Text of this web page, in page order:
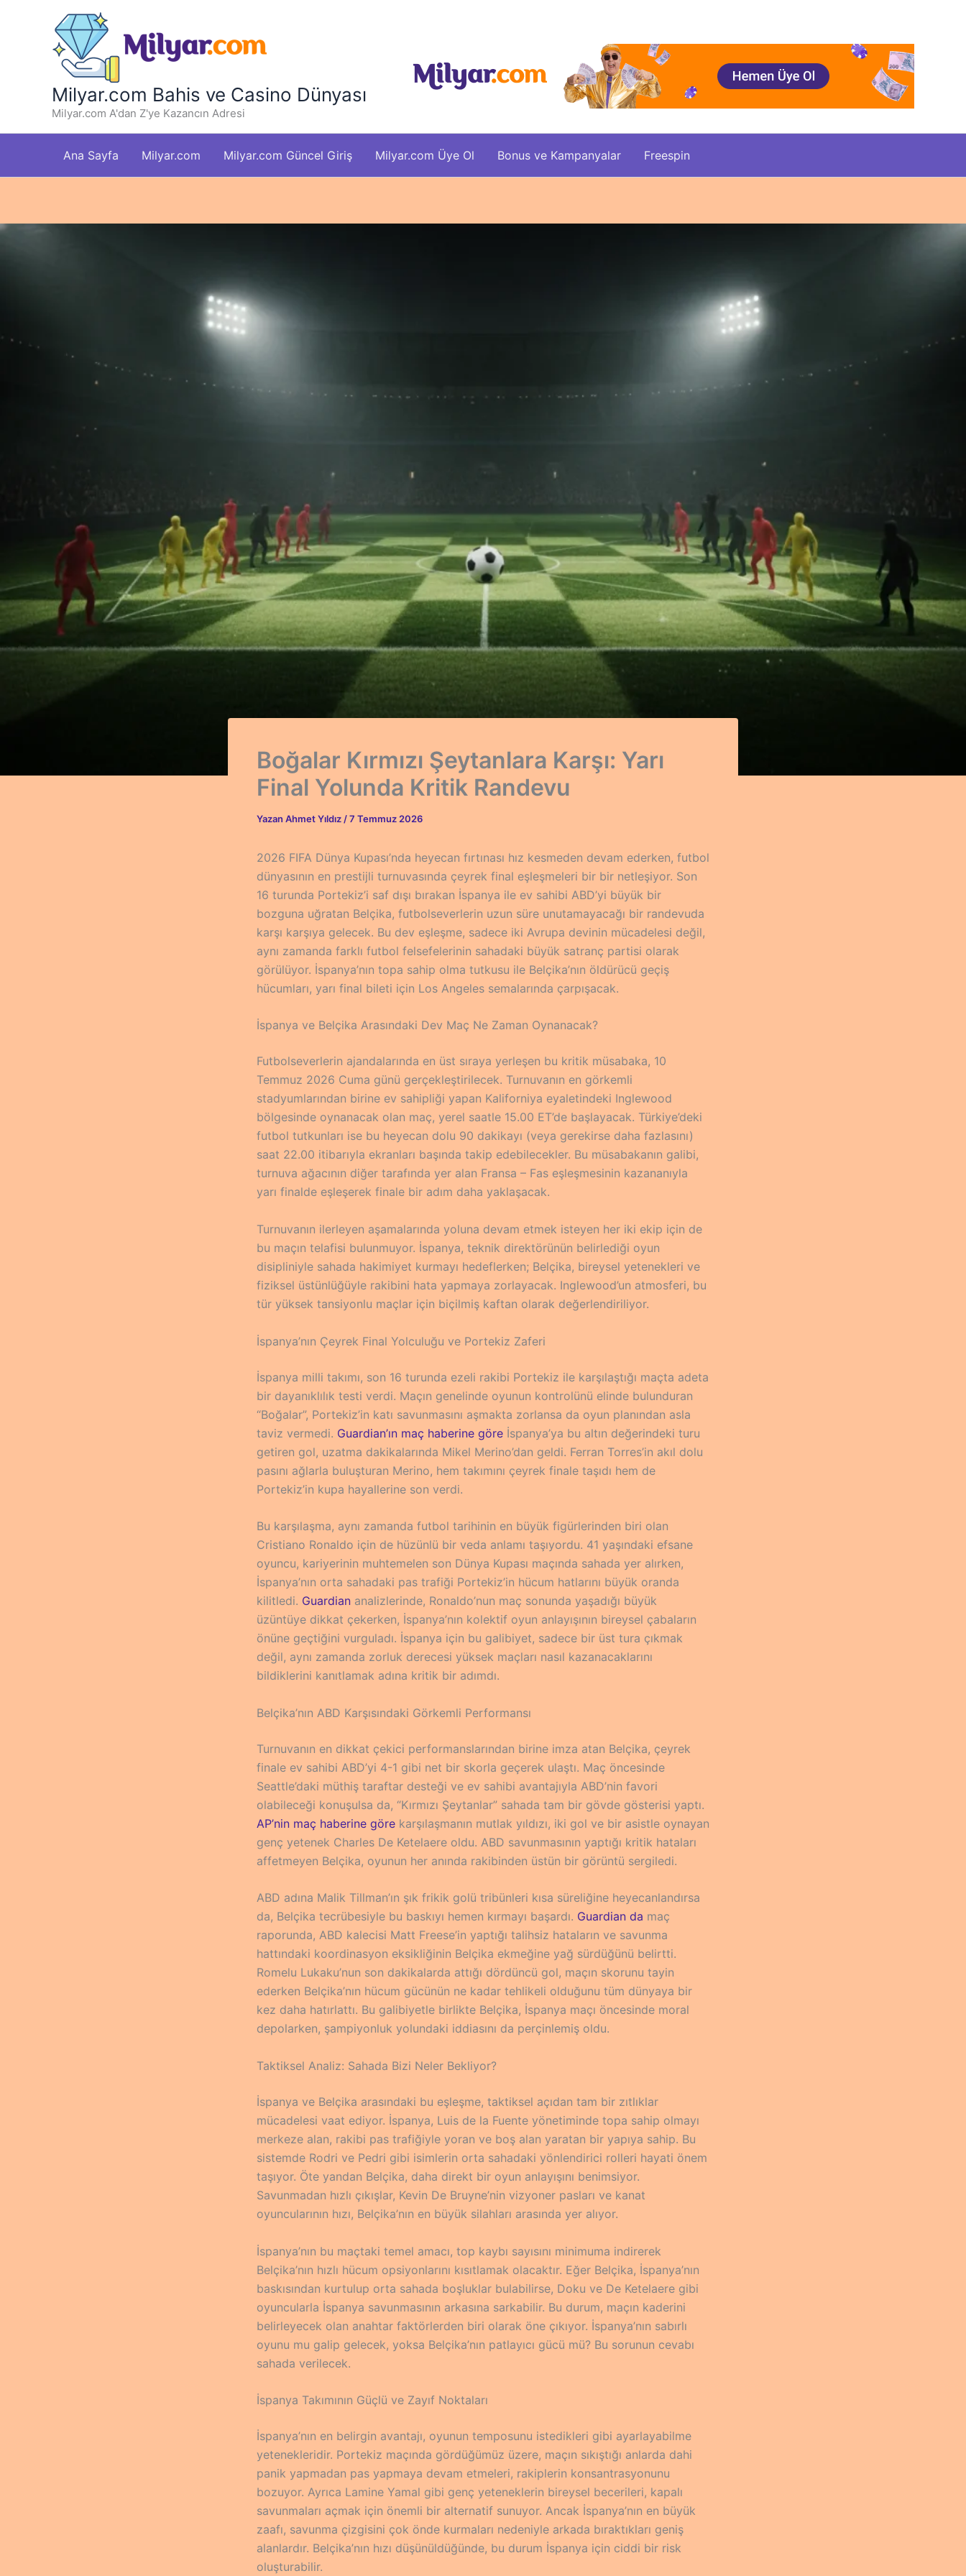
Milyar.com Bahis ve Casino Dünyası
Milyar.com A'dan Z'ye Kazancın Adresi
Ana Sayfa Milyar.com Milyar.com Güncel Giriş Milyar.com Üye Ol Bonus ve Kampanyalar Freespin
Boğalar Kırmızı Şeytanlara Karşı: Yarı
Final Yolunda Kritik Randevu
Yazan Ahmet Yıldız /7 Temmuz 2026
2026 FIFA Dünya Kupası’nda heyecan fırtınası hız kesmeden devam ederken, futbol
dünyasının en prestijli turnuvasında çeyrek final eşleşmeleri bir bir netleşiyor. Son
16 turunda Portekiz’i saf dışı bırakan İspanya ile ev sahibi ABD’yi büyük bir
bozguna uğratan Belçika, futbolseverlerin uzun süre unutamayacağı bir randevuda
karşı karşıya gelecek. Bu dev eşleşme, sadece iki Avrupa devinin mücadelesi değil,
aynı zamanda farklı futbol felsefelerinin sahadaki büyük satranç partisi olarak
görülüyor. İspanya’nın topa sahip olma tutkusu ile Belçika’nın öldürücü geçiş
hücumları, yarı final bileti için Los Angeles semalarında çarpışacak.
İspanya ve Belçika Arasındaki Dev Maç Ne Zaman Oynanacak?
Futbolseverlerin ajandalarında en üst sıraya yerleşen bu kritik müsabaka, 10
Temmuz 2026 Cuma günü gerçekleştirilecek. Turnuvanın en görkemli
stadyumlarından birine ev sahipliği yapan Kaliforniya eyaletindeki Inglewood
bölgesinde oynanacak olan maç, yerel saatle 15.00 ET’de başlayacak. Türkiye’deki
futbol tutkunları ise bu heyecan dolu 90 dakikayı (veya gerekirse daha fazlasını)
saat 22.00 itibarıyla ekranları başında takip edebilecekler. Bu müsabakanın galibi,
turnuva ağacının diğer tarafında yer alan Fransa – Fas eşleşmesinin kazananıyla
yarı finalde eşleşerek finale bir adım daha yaklaşacak.
Turnuvanın ilerleyen aşamalarında yoluna devam etmek isteyen her iki ekip için de
bu maçın telafisi bulunmuyor. İspanya, teknik direktörünün belirlediği oyun
disipliniyle sahada hakimiyet kurmayı hedeflerken; Belçika, bireysel yetenekleri ve
fiziksel üstünlüğüyle rakibini hata yapmaya zorlayacak. Inglewood’un atmosferi, bu
tür yüksek tansiyonlu maçlar için biçilmiş kaftan olarak değerlendiriliyor.
İspanya’nın Çeyrek Final Yolculuğu ve Portekiz Zaferi
İspanya milli takımı, son 16 turunda ezeli rakibi Portekiz ile karşılaştığı maçta adeta
bir dayanıklılık testi verdi. Maçın genelinde oyunun kontrolünü elinde bulunduran
“Boğalar”, Portekiz’in katı savunmasını aşmakta zorlansa da oyun planından asla
taviz vermedi. Guardian’ın maç haberine göre İspanya’ya bu altın değerindeki turu
getiren gol, uzatma dakikalarında Mikel Merino’dan geldi. Ferran Torres’in akıl dolu
pasını ağlarla buluşturan Merino, hem takımını çeyrek finale taşıdı hem de
Portekiz’in kupa hayallerine son verdi.
Bu karşılaşma, aynı zamanda futbol tarihinin en büyük figürlerinden biri olan
Cristiano Ronaldo için de hüzünlü bir veda anlamı taşıyordu. 41 yaşındaki efsane
oyuncu, kariyerinin muhtemelen son Dünya Kupası maçında sahada yer alırken,
İspanya’nın orta sahadaki pas trafiği Portekiz’in hücum hatlarını büyük oranda
kilitledi. Guardian analizlerinde, Ronaldo’nun maç sonunda yaşadığı büyük
üzüntüye dikkat çekerken, İspanya’nın kolektif oyun anlayışının bireysel çabaların
önüne geçtiğini vurguladı. İspanya için bu galibiyet, sadece bir üst tura çıkmak
değil, aynı zamanda zorluk derecesi yüksek maçları nasıl kazanacaklarını
bildiklerini kanıtlamak adına kritik bir adımdı.
Belçika’nın ABD Karşısındaki Görkemli Performansı
Turnuvanın en dikkat çekici performanslarından birine imza atan Belçika, çeyrek
finale ev sahibi ABD’yi 4-1 gibi net bir skorla geçerek ulaştı. Maç öncesinde
Seattle’daki müthiş taraftar desteği ve ev sahibi avantajıyla ABD’nin favori
olabileceği konuşulsa da, “Kırmızı Şeytanlar” sahada tam bir gövde gösterisi yaptı.
AP’nin maç haberine göre karşılaşmanın mutlak yıldızı, iki gol ve bir asistle oynayan
genç yetenek Charles De Ketelaere oldu. ABD savunmasının yaptığı kritik hataları
affetmeyen Belçika, oyunun her anında rakibinden üstün bir görüntü sergiledi.
ABD adına Malik Tillman’ın şık frikik golü tribünleri kısa süreliğine heyecanlandırsa
da, Belçika tecrübesiyle bu baskıyı hemen kırmayı başardı. Guardian da maç
raporunda, ABD kalecisi Matt Freese’in yaptığı talihsiz hataların ve savunma
hattındaki koordinasyon eksikliğinin Belçika ekmeğine yağ sürdüğünü belirtti.
Romelu Lukaku’nun son dakikalarda attığı dördüncü gol, maçın skorunu tayin
ederken Belçika’nın hücum gücünün ne kadar tehlikeli olduğunu tüm dünyaya bir
kez daha hatırlattı. Bu galibiyetle birlikte Belçika, İspanya maçı öncesinde moral
depolarken, şampiyonluk yolundaki iddiasını da perçinlemiş oldu.
Taktiksel Analiz: Sahada Bizi Neler Bekliyor?
İspanya ve Belçika arasındaki bu eşleşme, taktiksel açıdan tam bir zıtlıklar
mücadelesi vaat ediyor. İspanya, Luis de la Fuente yönetiminde topa sahip olmayı
merkeze alan, rakibi pas trafiğiyle yoran ve boş alan yaratan bir yapıya sahip. Bu
sistemde Rodri ve Pedri gibi isimlerin orta sahadaki yönlendirici rolleri hayati önem
taşıyor. Öte yandan Belçika, daha direkt bir oyun anlayışını benimsiyor.
Savunmadan hızlı çıkışlar, Kevin De Bruyne’nin vizyoner pasları ve kanat
oyuncularının hızı, Belçika’nın en büyük silahları arasında yer alıyor.
İspanya’nın bu maçtaki temel amacı, top kaybı sayısını minimuma indirerek
Belçika’nın hızlı hücum opsiyonlarını kısıtlamak olacaktır. Eğer Belçika, İspanya’nın
baskısından kurtulup orta sahada boşluklar bulabilirse, Doku ve De Ketelaere gibi
oyuncularla İspanya savunmasının arkasına sarkabilir. Bu durum, maçın kaderini
belirleyecek olan anahtar faktörlerden biri olarak öne çıkıyor. İspanya’nın sabırlı
oyunu mu galip gelecek, yoksa Belçika’nın patlayıcı gücü mü? Bu sorunun cevabı
sahada verilecek.
İspanya Takımının Güçlü ve Zayıf Noktaları
İspanya’nın en belirgin avantajı, oyunun temposunu istedikleri gibi ayarlayabilme
yetenekleridir. Portekiz maçında gördüğümüz üzere, maçın sıkıştığı anlarda dahi
panik yapmadan pas yapmaya devam etmeleri, rakiplerin konsantrasyonunu
bozuyor. Ayrıca Lamine Yamal gibi genç yeteneklerin bireysel becerileri, kapalı
savunmaları açmak için önemli bir alternatif sunuyor. Ancak İspanya’nın en büyük
zaafı, savunma çizgisini çok önde kurmaları nedeniyle arkada bıraktıkları geniş
alanlardır. Belçika’nın hızı düşünüldüğünde, bu durum İspanya için ciddi bir risk
oluşturabilir.